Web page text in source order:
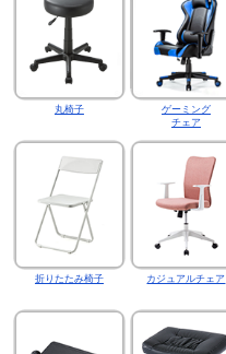
丸椅子
ゲーミング
チェア
折りたたみ椅子 カジュアルチェア